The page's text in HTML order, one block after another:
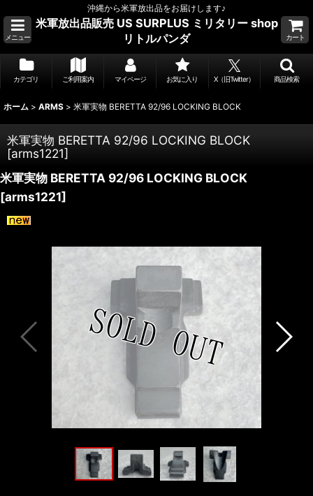
沖縄から米軍放出品をお届けします♪
メニュー
米軍放出品販売 US SURPLUS ミリタリー shop
リトルパンダ
カート
カテゴリ ご利用案内 マイページ お気に入り X（旧Twitter） 商品検索
ホーム > ARMS > 米軍実物 BERETTA 92/96 LOCKING BLOCK
米軍実物 BERETTA 92/96 LOCKING BLOCK
[arms1221]
米軍実物 BERETTA 92/96 LOCKING BLOCK
[arms1221]